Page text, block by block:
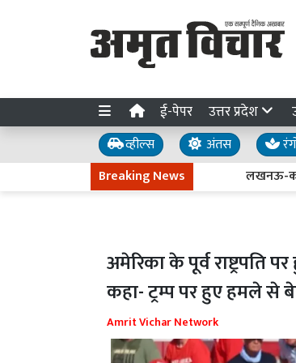
ई-पेपर उत्तर प्रदेश
व्हील्स अंतस
Breaking News
लखनऊ-कानपुर
अमेरिका के पूर्व राष्ट्रपति
कहा- ट्रम्प पर हुए हमले से
Amrit Vichar Network